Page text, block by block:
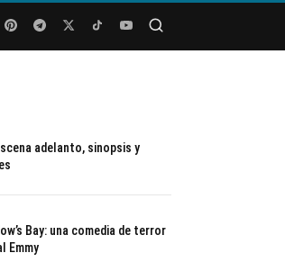
adelanto, sinopsis y
Bay: una comedia de terror
Emmy